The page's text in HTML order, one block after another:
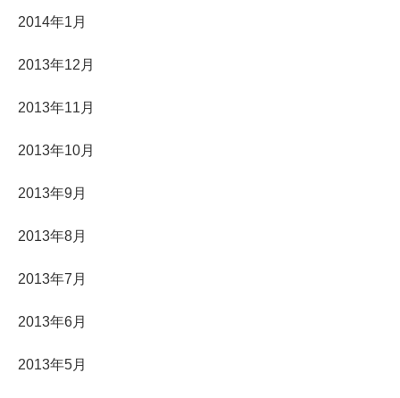
2014年1月
2013年12月
2013年11月
2013年10月
2013年9月
2013年8月
2013年7月
2013年6月
2013年5月